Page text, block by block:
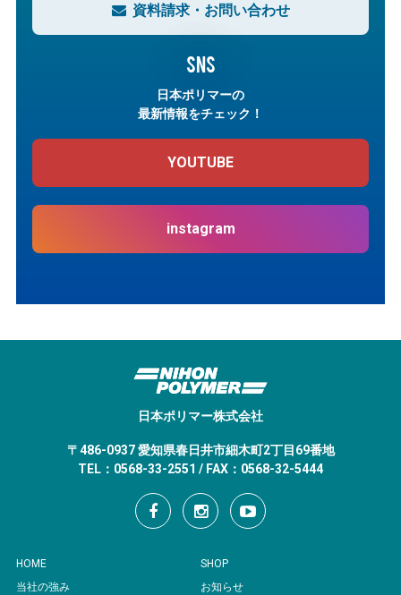
資料請求・お問い合わせ
SNS
日本ポリマーの
最新情報をチェック！
YOUTUBE
instagram
日本ポリマー株式会社
〒486-0937 愛知県春日井市細木町2丁目69番地
TEL：0568-33-2551 / FAX：0568-32-5444
HOME
SHOP
当社の強み
お知らせ